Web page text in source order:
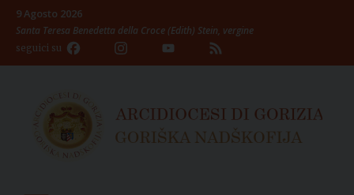
Skip
content
9 Agosto 2026
Santa Teresa Benedetta della Croce (Edith) Stein, vergine
seguici su Facebook InstagramYouTube
Channel